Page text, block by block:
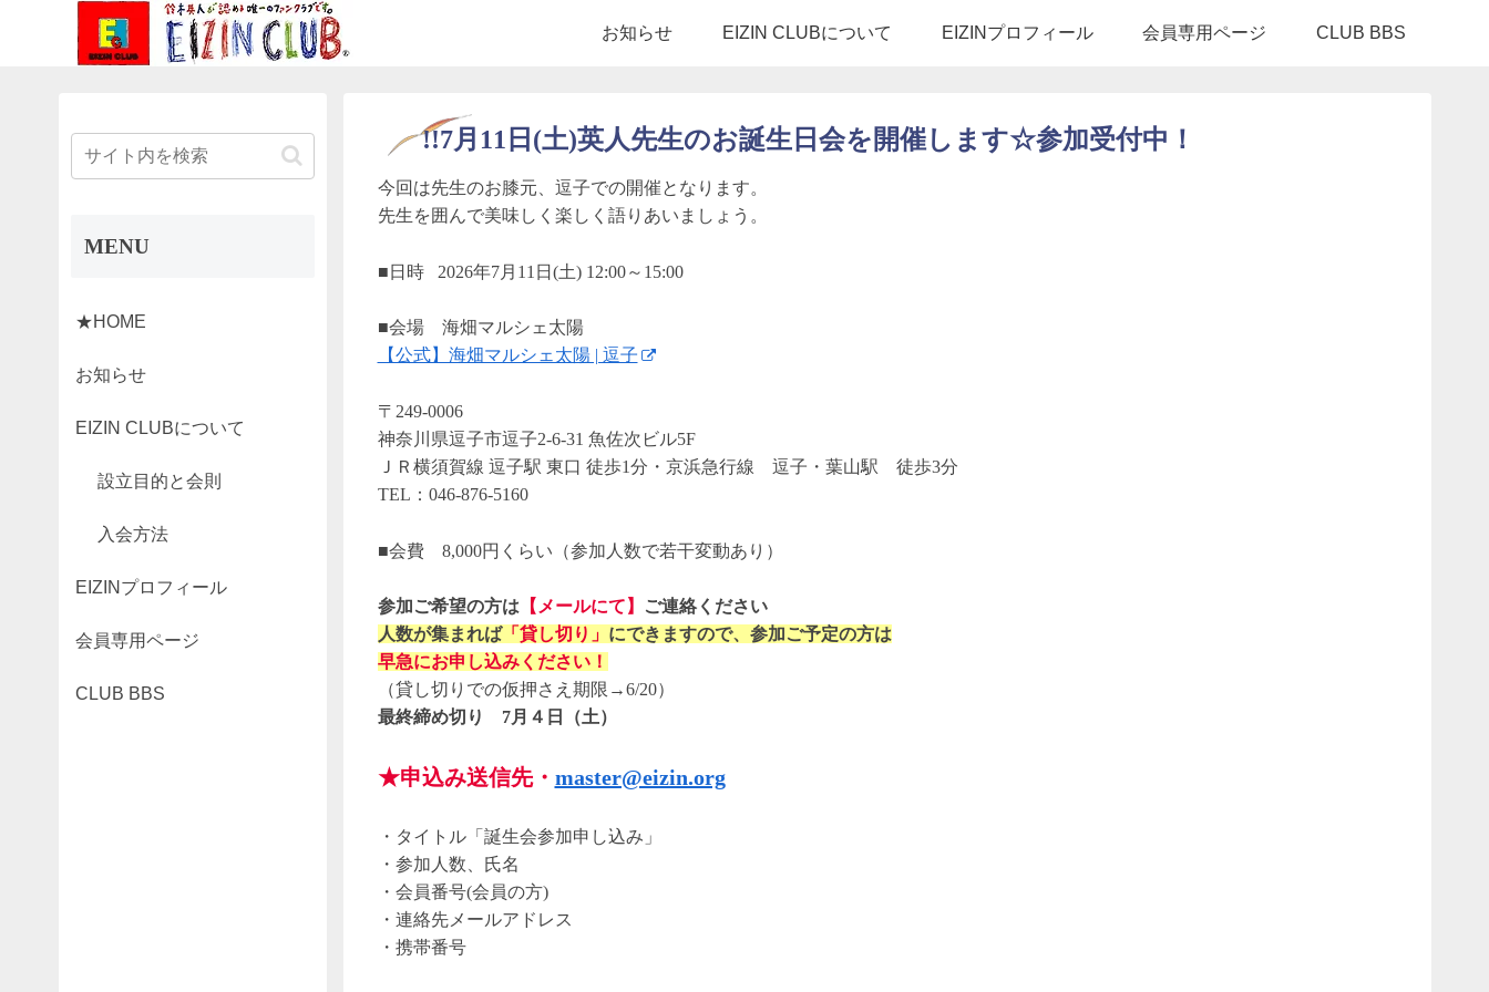
お知らせ EIZIN CLUBについて EIZINプロフィール 会員専用ページ CLUB BBS
!!7月11日(土)英人先生のお誕生日会を開催します☆参加受付中！
今回は先生のお膝元、逗子での開催となります。
先生を囲んで美味しく楽しく語りあいましょう。
■日時 2026年7月11日(土) 12:00～15:00
■会場 海畑マルシェ太陽
【公式】海畑マルシェ太陽 | 逗子
〒249-0006
神奈川県逗子市逗子2-6-31 魚佐次ビル5F
ＪＲ横須賀線 逗子駅 東口 徒歩1分・京浜急行線 逗子・葉山駅 徒歩3分
TEL：046-876-5160
■会費 8,000円くらい（参加人数で若干変動あり）
参加ご希望の方は 【メールにて】
ご連絡ください
人数が集まれば「貸し切り」 にできますので、 参加ご予定の方は
早急にお申し込みください！
（貸し切りでの仮押さえ期限→6/20）
最終締め切り 7月４日（土）
★申込み送信先・ master@eizin.org
・タイトル「誕生会参加申し込み」
・参加人数、氏名
・会員番号(会員の方)
・連絡先メールアドレス
・携帯番号
MENU
★HOME
お知らせ
EIZIN CLUBについて
設立目的と会則
入会方法
EIZINプロフィール
会員専用ページ
CLUB BBS